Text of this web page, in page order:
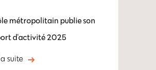
métropolitain publie son
d'activité 2025
suite